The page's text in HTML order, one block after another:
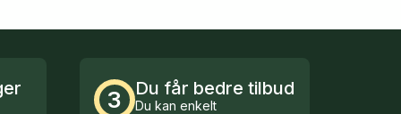
3 Du får bedre tilbud
Du kan enkelt